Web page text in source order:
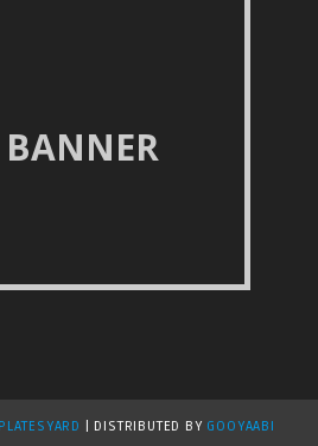
| DISTRIBUTED BY GOOYAABI